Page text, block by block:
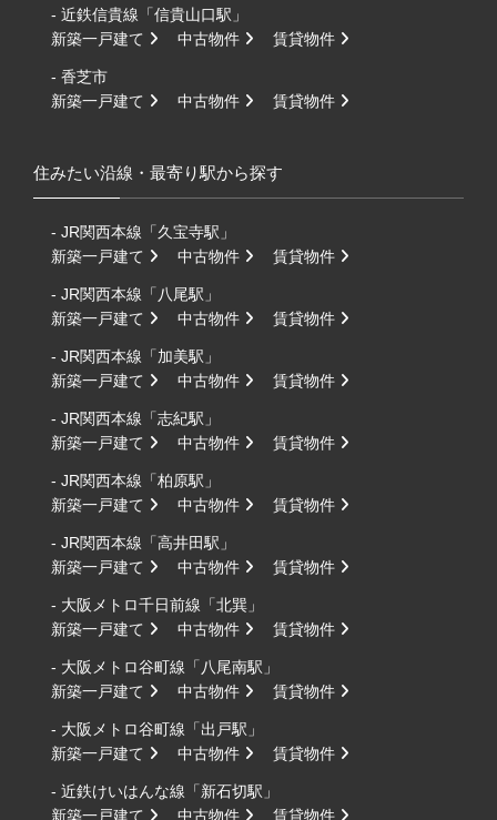
- 近鉄信貴線「信貴山口駅」
新築一戸建て
中古物件 賃貸物件
- 香芝市
新築一戸建て
中古物件 賃貸物件
住みたい沿線・最寄り駅から探す
- JR関西本線「久宝寺駅」
新築一戸建て
中古物件 賃貸物件
- JR関西本線「八尾駅」
新築一戸建て
中古物件 賃貸物件
- JR関西本線「加美駅」
新築一戸建て
中古物件 賃貸物件
- JR関西本線「志紀駅」
新築一戸建て
中古物件 賃貸物件
- JR関西本線「柏原駅」
新築一戸建て
中古物件 賃貸物件
- JR関西本線「高井田駅」
新築一戸建て
中古物件 賃貸物件
- 大阪メトロ千日前線「北巽」
新築一戸建て
中古物件 賃貸物件
- 大阪メトロ谷町線「八尾南駅」
新築一戸建て
中古物件 賃貸物件
- 大阪メトロ谷町線「出戸駅」
新築一戸建て
中古物件 賃貸物件
- 近鉄けいはんな線「新石切駅」
新築一戸建て
中古物件 賃貸物件